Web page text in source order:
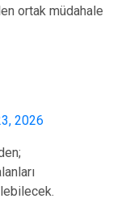
ortak müdahale
2026